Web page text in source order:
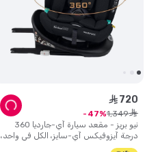
نيو بريز - مقعد سيارة آي-جارديا 360
درجة آيزوفيكس آي-سايز، الكل في واحد،
0-12 سنة - أسود
ê 720
ê
1,349
47